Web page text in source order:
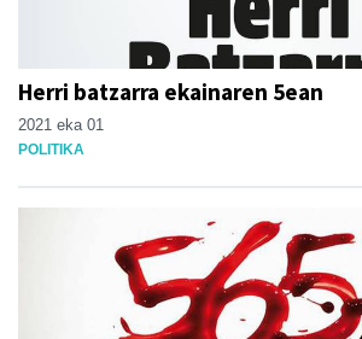
Herri batzarra ekainaren 5ean
2021 eka 01
POLITIKA